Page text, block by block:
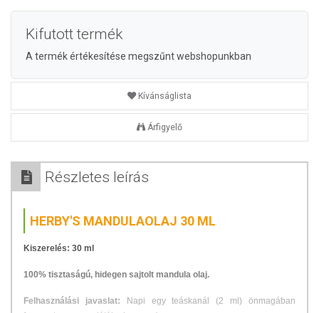
Kifutott termék
A termék értékesítése megszűnt webshopunkban
Kívánságlista
Árfigyelő
Részletes leírás
HERBY'S MANDULAOLAJ 30 ML
Kiszerelés: 30 ml
100% tisztaságú, hidegen sajtolt mandula olaj.
Felhasználási javaslat:
Napi egy teáskanál (2 ml) önmagában